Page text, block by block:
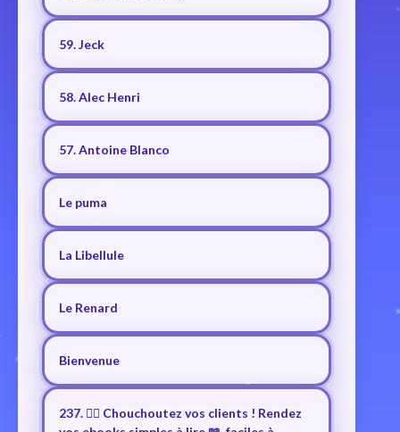
59. Jeck
58. Alec Henri
57. Antoine Blanco
Le puma
La Libellule
Le Renard
Bienvenue
237. ❤️‍🔥 Chouchoutez vos clients ! Rendez